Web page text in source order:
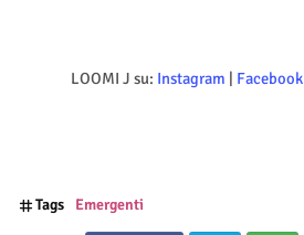
LOOMI J su: Instagram | Facebook
Tags Emergenti